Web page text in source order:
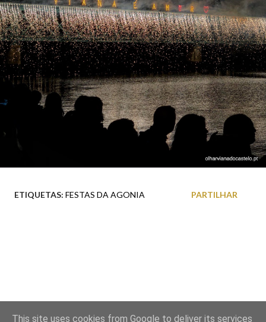
ETIQUETAS: FESTAS DA AGONIA PARTILHAR
This site uses cookies from Google to deliver its services